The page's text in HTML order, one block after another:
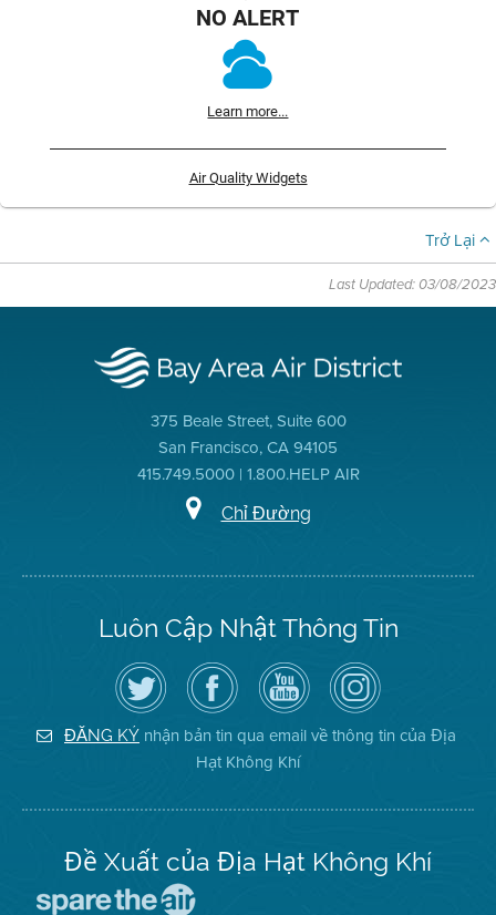
NO ALERT
Learn more...
Air Quality Widgets
Trở Lại
Last Updated: 03/08/2023
375 Beale Street, Suite 600
San Francisco, CA 94105
415.749.5000 | 1.800.HELP AIR
Chỉ Đường
Luôn Cập Nhật Thông Tin
Hãy
theo
dõi
Địa
Hạt
Không
Truy
cập
Trang
Facebook
của
Địa
Hạt
Kênh
YouTube
của
Địa
Hạt
Không
Khí
Air
District
on
Instagram
ĐĂNG KÝ nhận bản tin qua email về thông tin của Địa
Hạt Không Khí
Đề Xuất của Địa Hạt Không Khí